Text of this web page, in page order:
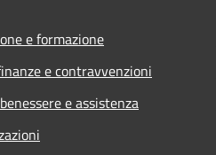
e formazione
e contravvenzioni
e assistenza